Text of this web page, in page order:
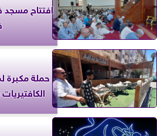
افتتاح مسجد
حملة مكبرة